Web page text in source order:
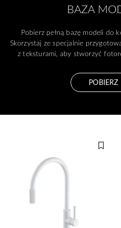
BAZA
Pobierz pełną bazę modeli do
Skorzystaj ze specjalnie
z teksturami, aby stworzyć
POBIERZ